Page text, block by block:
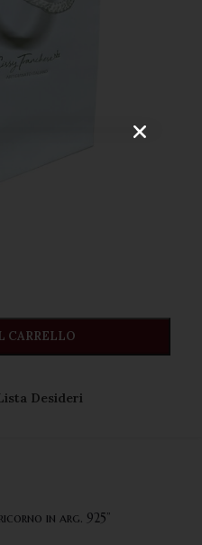
CARRELLO
Desideri
in arg. 925”